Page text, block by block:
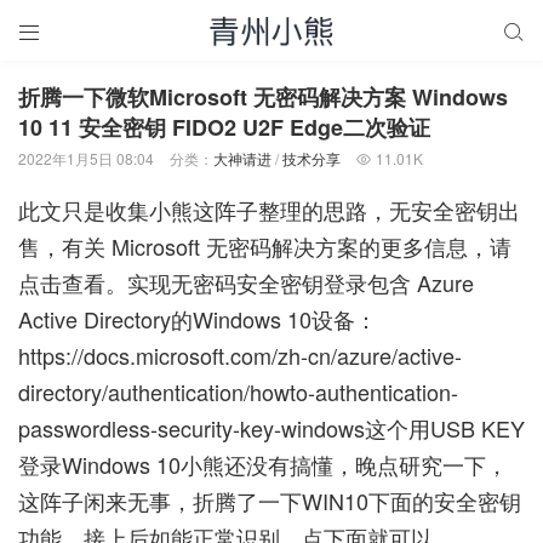
 
折腾一下微软Microsoft 无密码解决方案 Windows
10 11 安全密钥 FIDO2 U2F Edge二次验证
2022年1月5日 08:04 分类： 大神请进/技术分享  11.01K
此文只是收集小熊这阵子整理的思路，无安全密钥出
售，有关 Microsoft 无密码解决方案的更多信息， 请
点击查看。实现无密码安全密钥登录包含 Azure
Active Directory的Windows 10设备：
https://docs.microsoft.com/zh-cn/azure/active-
directory/authentication/howto-authentication-
passwordless-security-key-windows这个用USB KEY
登录Windows 10小熊还没有搞懂，晚点研究一下，
这阵子闲来无事，折腾了一下WIN10下面的安全密钥
功能，接上后如能正常识别，点下面就可以。